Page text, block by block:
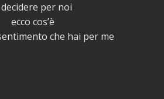
per noi
ecco cos’è
che hai per me